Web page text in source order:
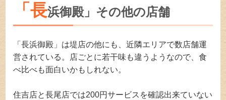
「長浜御殿」その他の店舗
「長浜御殿」は堤店の他にも、近隣エリアで数店舗運
営されている。店ごとに若干味も違うようなので、食
べ比べも面白いかもしれない。
住吉店と長尾店では200円サービスを確認出来ていない